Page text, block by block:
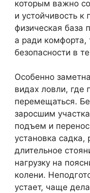
которым важно
и устойчивость к
физическая база
а ради комфорта,
безопасности в
Особенно
видах ловли, где
перемещаться.
заросшим
подъем и
установка садка,
длительное
нагрузку на
колени.
устает, чаще